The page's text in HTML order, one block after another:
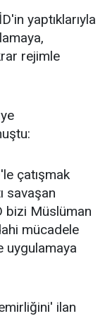
yaptıklarıyla
rejimle
çatışmak
savaşan
bizi Müslüman
mücadele
uygulamaya
ilan